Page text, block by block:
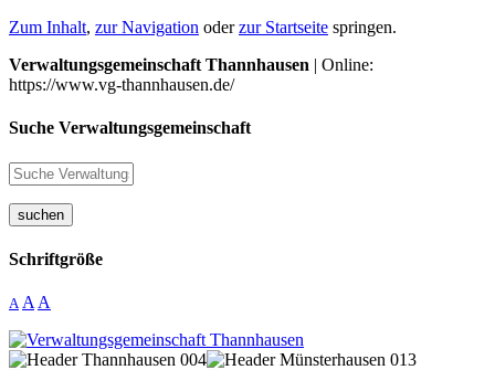
Zum Inhalt, zur Navigation oderzur Startseite springen.
Verwaltungsgemeinschaft Thannhausen | Online:
https://www.vg-thannhausen.de/
Suche Verwaltungsgemeinschaft
suchen
Schriftgröße
A A A